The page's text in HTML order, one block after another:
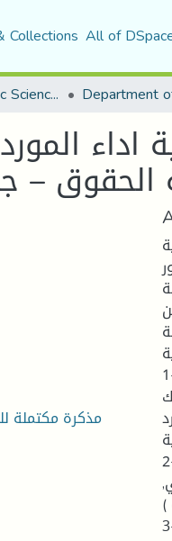
Collections All of
Faculty of Economic Sciences, Commerce and Management Sciences
اداء
مذكرة مكتملة
تكنولوحيا المعلومات
.
تكنولوجيا المعلومات
تكنولوجيا المعلومات